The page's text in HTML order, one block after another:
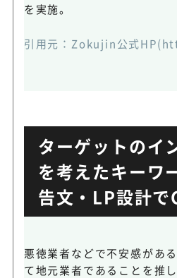
を実施。
引用元： Zokujin公式
ターゲットのイ
を考えたキーワ
告文・LP設計で
悪徳業者などで不安感があ
て地元業者であることを推し